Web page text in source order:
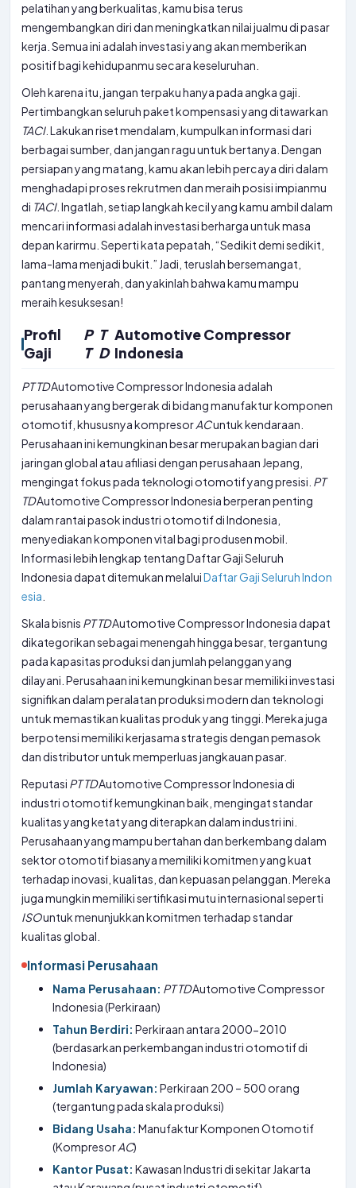
pelatihan yang berkualitas, kamu bisa terus
mengembangkan diri dan meningkatkan nilai jualmu di pasar
kerja. Semua ini adalah investasi yang akan memberikan
positif bagi kehidupanmu secara keseluruhan.
Oleh karena itu, jangan terpaku hanya pada angka gaji.
Pertimbangkan seluruh paket kompensasi yang ditawarkan
TACI. Lakukan riset mendalam, kumpulkan informasi dari
berbagai sumber, dan jangan ragu untuk bertanya. Dengan
persiapan yang matang, kamu akan lebih percaya diri dalam
menghadapi proses rekrutmen dan meraih posisi impianmu
di TACI. Ingatlah, setiap langkah kecil yang kamu ambil dalam
mencari informasi adalah investasi berharga untuk masa
depan karirmu. Seperti kata pepatah, “Sedikit demi sedikit,
lama-lama menjadi bukit.” Jadi, teruslah bersemangat,
pantang menyerah, dan yakinlah bahwa kamu mampu
meraih kesuksesan!
Profil
Gaji
P
T
T
D
Automotive Compressor
Indonesia
PTTDAutomotive Compressor Indonesia adalah
perusahaan yang bergerak di bidang manufaktur komponen
otomotif, khususnya kompresorACuntuk kendaraan.
Perusahaan ini kemungkinan besar merupakan bagian dari
jaringan global atau afiliasi dengan perusahaan Jepang,
mengingat fokus pada teknologi otomotif yang presisi. PT
TDAutomotive Compressor Indonesia berperan penting
dalam rantai pasok industri otomotif di Indonesia,
menyediakan komponen vital bagi produsen mobil.
Informasi lebih lengkap tentang Daftar Gaji Seluruh
Indonesia dapat ditemukan melaluiDaftar Gaji Seluruh Indon
esia
Skala bisnis PTTDAutomotive Compressor Indonesia dapat
dikategorikan sebagai menengah hingga besar, tergantung
pada kapasitas produksi dan jumlah pelanggan yang
dilayani. Perusahaan ini kemungkinan besar memiliki investasi
signifikan dalam peralatan produksi modern dan teknologi
untuk memastikan kualitas produk yang tinggi. Mereka juga
berpotensi memiliki kerjasama strategis dengan pemasok
dan distributor untuk memperluas jangkauan pasar.
Reputasi PTTDAutomotive Compressor Indonesia di
industri otomotif kemungkinan baik, mengingat standar
kualitas yang ketat yang diterapkan dalam industri ini.
Perusahaan yang mampu bertahan dan berkembang dalam
sektor otomotif biasanya memiliki komitmen yang kuat
terhadap inovasi, kualitas, dan kepuasan pelanggan. Mereka
juga mungkin memiliki sertifikasi mutu internasional seperti
ISOuntuk menunjukkan komitmen terhadap standar
kualitas global.
Informasi Perusahaan
Nama Perusahaan: PTTDAutomotive Compressor
Indonesia (Perkiraan)
Tahun Berdiri: Perkiraan antara 2000-2010
(berdasarkan perkembangan industri otomotif di
Indonesia)
Jumlah Karyawan: Perkiraan 200 – 500 orang
(tergantung pada skala produksi)
Bidang Usaha: Manufaktur Komponen Otomotif
(KompresorAC)
Kantor Pusat: Kawasan Industri di sekitar Jakarta